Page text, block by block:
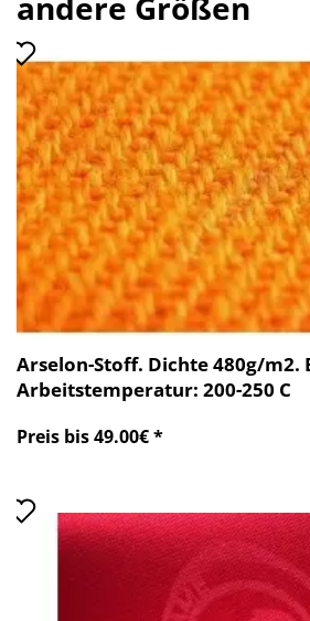
Arselon-Stoff. Dichte 480g/m2.
Arbeitstemperatur: 200-250 C
Preis bis 49.00€ *